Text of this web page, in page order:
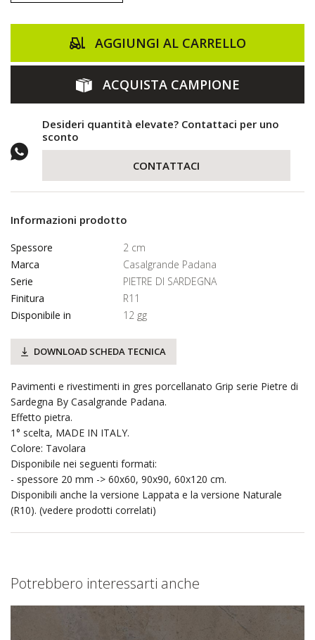
AGGIUNGI AL CARRELLO
ACQUISTA CAMPIONE
Desideri quantità elevate? Contattaci per uno
sconto
CONTATTACI
Informazioni prodotto
Spessore
2 cm
Marca
Casalgrande Padana
Serie
PIETRE DI SARDEGNA
Finitura
R11
Disponibile in
12 gg
DOWNLOAD SCHEDA TECNICA
Pavimenti e rivestimenti in gres porcellanato Grip serie Pietre di
Sardegna By Casalgrande Padana.
Effetto pietra.
1° scelta, MADE IN ITALY.
Colore: Tavolara
Disponibile nei seguenti formati:
- spessore 20 mm -> 60x60, 90x90, 60x120 cm.
Disponibili anche la versione Lappata e la versione Naturale
(R10). (vedere prodotti correlati)
Potrebbero interessarti anche